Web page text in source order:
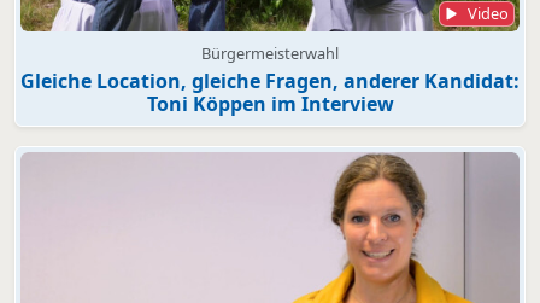
Video
Bürgermeisterwahl
Gleiche Location, gleiche Fragen, anderer Kandidat:
Toni Köppen im Interview